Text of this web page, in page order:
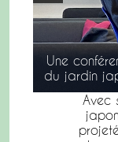
Une
du jardin
Avec